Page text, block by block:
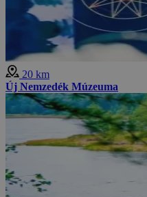
20 km
Új Nemzedék Múzeuma